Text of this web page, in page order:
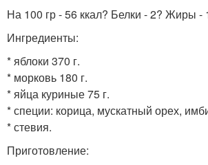
На 100 гр - 56 ккал? Белки - 2? Жиры -
Ингредиенты:
* яблоки 370 г.
* морковь 180 г.
* яйца куриные 75 г.
* специи: корица, мускатный орех,
* стевия.
Приготовление: